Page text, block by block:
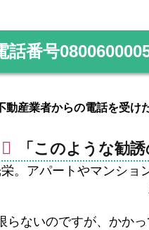
話番号
動産業者からの電話を受け
「このような勧
栄。アパートやマンシ
らないのですが、かか